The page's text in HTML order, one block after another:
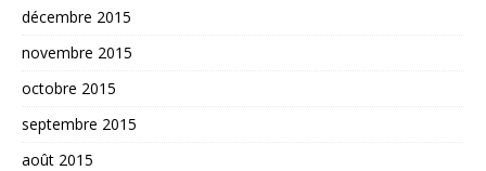
décembre 2015
novembre 2015
octobre 2015
septembre 2015
août 2015